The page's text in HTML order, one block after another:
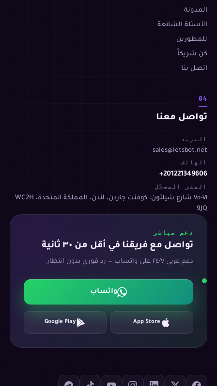
المدونة
الأسئلة الشائعة
للمطورين
كن شريكاً
اتصل بنا
04
تواصل معنا
البريد
sales@letsbot.net
الهاتف
+201221349606
المقر المسجّل
٧١-٧٥ شارع شيلتون، كوفنت جاردن، لندن، المملكة المتحدة، WC2H
9JQ
دعم مباشر
تواصل مع فريقنا في أقل من ٣٠ ثانية
دعم عربي ٢٤/٧ على واتساب — رد فوري بدون انتظار.
واتساب
App Store
Google Play